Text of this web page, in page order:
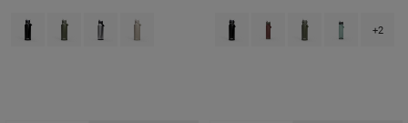
Product swatch type of Black.
Product swatch type of Moss Green.
Product swatch type of Stainless.
Product swatch type of Stone.Product swatch type of Black.
Product swatch type of
Product swatch
Product
+2